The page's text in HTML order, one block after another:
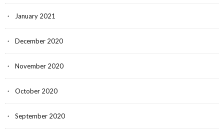
January 2021
December 2020
November 2020
October 2020
September 2020